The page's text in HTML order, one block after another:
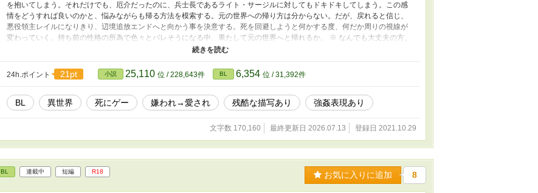
を抱いてしまう。それだけでも、厄介だったのに、兵士長であるライト・サージルに対してもドキドキしてしまう。この感
情をどうすれば良いのかと、悩みながらも帰る方法を模索する。元の世界への帰り方は分からない。だが、戻れると信じ、
悪役領主レイルになりきり、辺境追放エンドへと向かう事を決意する。死を回避しようと何かする度、何だか周りの視線が
変わっていく。持ち前の性格の所為で色々とバレそうになる中、果たして元の世界へと帰れるか。 ※ なんでも大丈夫の方、
推奨※ ・二人の視点を行ったり来たりします。 ・バレそうと言いながら、最初からもろバレしている。本人のみバレていな
いと思っています。 ・夢内でＲ18指定に突破しましたが、現実はまだまだです。その内行くつもりですが、いつになるか作
者も分かっていません。 それでも気にしない方、宜しくお願い致します。 沢山のいいね、ありがとうございます。
24h.ポイント 21pt 小説 25,110 位 / 228,643件 BL 6,354 位 / 31,392件
BL 異世界 死にゲー 嫌われ→愛され 残酷な描写あり 強姦表現あり
文字数 170,160 最終更新日 2026.07.13 登録日 2021.10.29
BL 連載中 短編 R18 お気に入りに追加 8